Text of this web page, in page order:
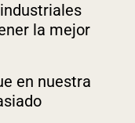
la mejor
en nuestra